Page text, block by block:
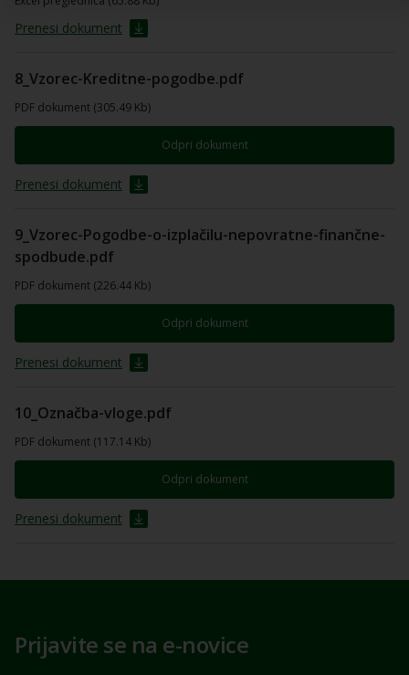
Prenesi dokument
8_Vzorec-Kreditne-pogodbe.pdf
PDF dokument (305.49 Kb)
Odpri dokument
Prenesi dokument
9_Vzorec-Pogodbe-o-izplačilu-nepovratne-finančne-
spodbude.pdf
PDF dokument (226.44 Kb)
Odpri dokument
Prenesi dokument
10_Označba-vloge.pdf
PDF dokument (117.14 Kb)
Odpri dokument
Prenesi dokument
Prijavite se na e-novice